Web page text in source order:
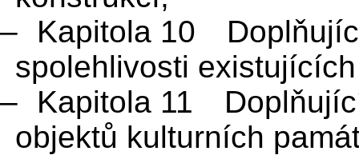
–
Kapitola 10
spolehlivosti
–
Kapitola 11
objektů kulturních